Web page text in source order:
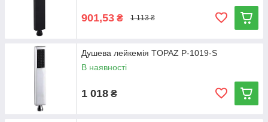
901,53 ₴ 1 113 ₴
Душева лейкемія TOPAZ P-1019-S
В наявності
1 018 ₴